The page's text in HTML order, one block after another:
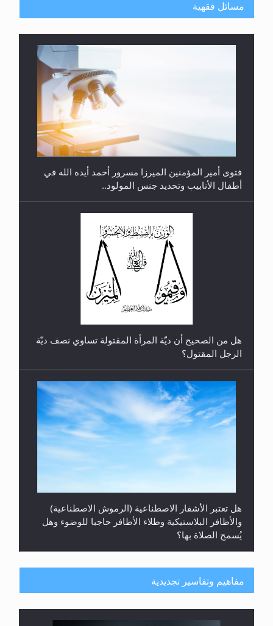
رأيٌ في لغة المسيح الموعود عليه السلام.. 4...
مسائل فقهية
فتوى أمير المؤمنين الميرزا مسرور أحمد أيده الله في
أطفال الأنابيب وتحديد جنس المولود..
هل من الصحيح أن ديّة المرأة المقتولة تساوي نصف ديّة
الرجل المقتول؟
هل تعتبر الأشفار الاصطناعية (الرموش الاصطناعية)
والأظافر البلاستيكية وطلاء الأظافر حاجبا للوضوء وهل
يُسمح الصلاة بها؟
مفاهيم وتفاسير تجديدية